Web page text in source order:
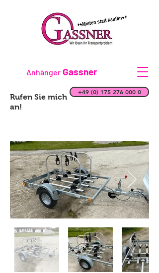
Anhänger Gassner
Rufen Sie mich
an!
+49 (0) 175 276 000 0